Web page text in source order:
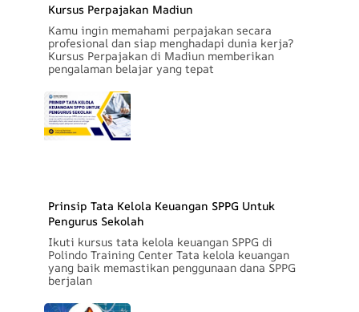
Kursus Perpajakan Madiun
Kamu ingin memahami perpajakan secara
profesional dan siap menghadapi dunia kerja?
Kursus Perpajakan di Madiun memberikan
pengalaman belajar yang tepat
Prinsip Tata Kelola Keuangan SPPG Untuk
Pengurus Sekolah
Ikuti kursus tata kelola keuangan SPPG di
Polindo Training Center Tata kelola keuangan
yang baik memastikan penggunaan dana SPPG
berjalan